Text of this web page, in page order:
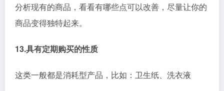
分析现有的商品，看看有哪些点可以改善，尽量让你的
商品变得独特起来。
13.具有定期购买的性质
这类一般都是消耗型产品，比如：卫生纸、洗衣液